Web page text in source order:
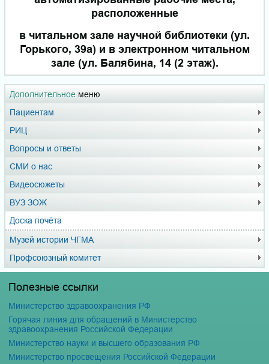
Дополнительное меню
Пациентам
РИЦ
Вопросы и ответы
СМИ о нас
Видеосюжеты
ВУЗ ЗОЖ
Доска почёта
Музей истории ЧГМА
Профсоюзный комитет
расположенные
в читальном зале научной библиотеки (ул.
Горького, 39а) и в электронном читальном
зале (ул. Балябина, 14 (2 этаж).
Полезные ссылки
Министерство здравоохранения РФ
Горячая линия для обращений в Министерство
здравоохранения Российской Федерации
Министерство науки и высшего образования РФ
Министерство просвещения Российской Федерации